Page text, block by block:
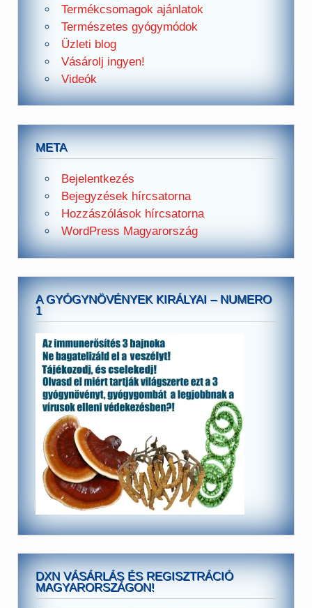
Termékcsomagok ajánlatok
Természetes gyógymódok
Üzleti blog
Vásárolj ingyen!
Videók
META
Bejelentkezés
Bejegyzések hírcsatorna
Hozzászólások hírcsatorna
WordPress Magyarország
A GYÓGYNÖVÉNYEK KIRÁLYAI – NUMERO
1
DXN VÁSÁRLÁS ÉS REGISZTRÁCIÓ
MAGYARORSZÁGON!